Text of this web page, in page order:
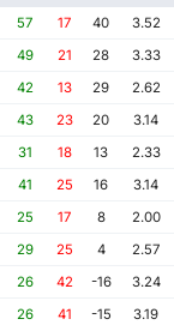
57 17 40
3.52
49 21 28
3.33
42 13 29
2.62
43 23 20
3.14
31 18 13
2.33
41 25 16
3.14
25 17 8
2.00
29 25 4
2.57
26 42 -16
3.24
26 41 -15
3.19